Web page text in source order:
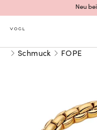
Neu
Mehr erfahren:
Schmuck FOPE